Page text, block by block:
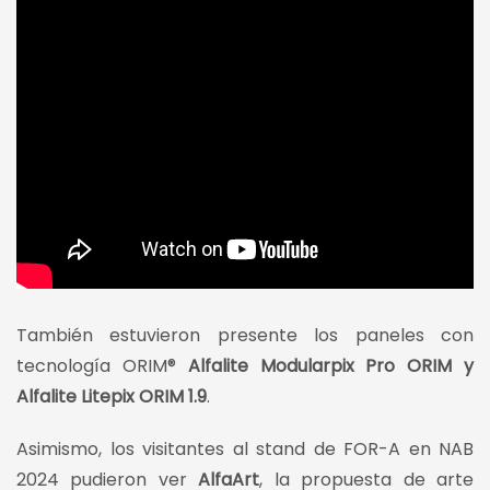
También estuvieron presente los paneles con
tecnología ORIM® Alfalite Modularpix Pro ORIM y
Alfalite Litepix ORIM 1.9.
Asimismo, los visitantes al stand de FOR-A en NAB
2024 pudieron verAlfaArt, la propuesta de arte